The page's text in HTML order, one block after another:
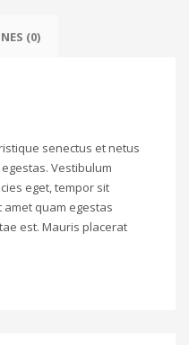
(0)
senectus et netus
Vestibulum
eget, tempor sit
amet quam egestas
est. Mauris placerat